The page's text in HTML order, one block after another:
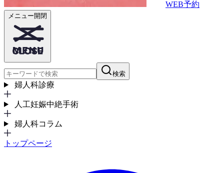
WEB予約
メニュー開閉
検索
婦人科診療
人工妊娠中絶手術
婦人科コラム
トップページ